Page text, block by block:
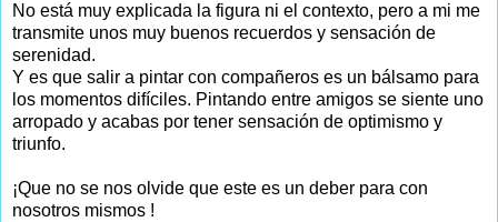
No está muy explicada la figura ni el contexto, pero a mi me
transmite unos muy buenos recuerdos y sensación de
serenidad.
Y es que salir a pintar con compañeros es un bálsamo para
los momentos difíciles. Pintando entre amigos se siente uno
arropado y acabas por tener sensación de optimismo y
triunfo.
¡Que no se nos olvide que este es un deber para con
nosotros mismos !